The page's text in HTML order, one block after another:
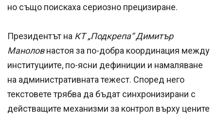
но също поискаха сериозно прецизиране.
Президентът на КТ „Подкрепа“ Димитър
Маноловнастоя за по-добра координация между
институциите, по-ясни дефиниции и намаляване
на административната тежест. Според него
текстовете трябва да бъдат синхронизирани с
действащите механизми за контрол върху цените